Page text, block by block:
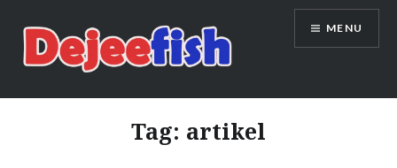
content
DEJEEFISH | PRODUSEN BENIH
IKAN BERKUALITAS INDONESIA
MENU
Tag: artikel